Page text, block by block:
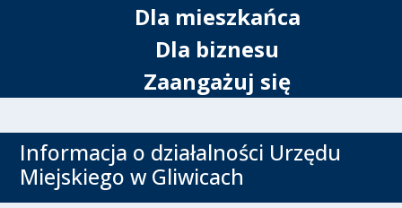
Dla mieszkańca
Dla biznesu
Zaangażuj się
Informacja o działalności Urzędu
Miejskiego w Gliwicach